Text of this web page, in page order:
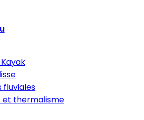
fluviales
et thermalisme